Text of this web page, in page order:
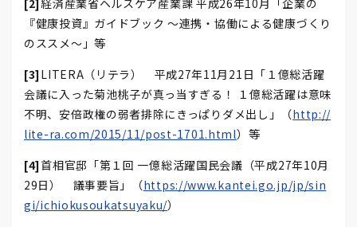
[2]経済産業省ヘルスケア産業課 平成26年10月「企業の
『健康投資』ガイドブック ～連携・協働による健康づくり
のススメ～」等
[3]LITERA（リテラ） 平成27年11月21日「１億総活躍
会議に入った菊池桃子が真っ当すぎる！ １億総活躍は意味
不明、安倍政権の弱者排除にきっぱりダメ出し」（http://
lite-ra.com/2015/11/post-1701.html）等
[4]首相官邸「第１回 一億総活躍国民会議（平成27年10月
29日） 議事要旨」（https://www.kantei.go.jp/jp/sin
gi/ichiokusoukatsuyaku/）